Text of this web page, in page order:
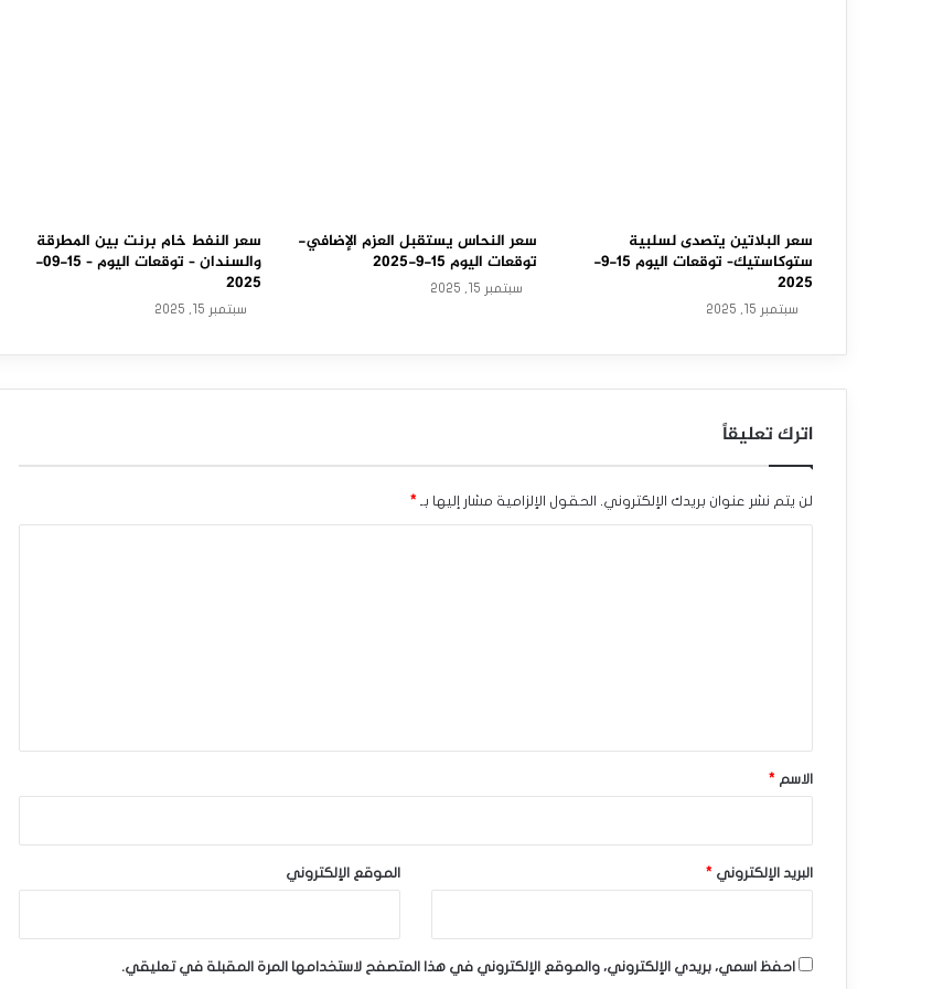
ت
ع
ا
د
ة
ت
ع
ا
و
ق
ع
ا
ت
ا
سعر البلاتين يتصدى لسلبية
ستوكاستيك– توقعات اليوم 15-9-
2025
سبتمبر 15, 2025
سعر النحاس يستقبل العزم الإضافي-
توقعات اليوم 15-9-2025
سبتمبر 15, 2025
سعر النفط خام برنت بين المطرقة
والسندان – توقعات اليوم – 15-09-
2025
سبتمبر 15, 2025
اترك تعليقاً
لن يتم نشر عنوان بريدك الإلكتروني. الحقول الإلزامية مشار إليها بـ *
*الاسم *
البريد الإلكتروني * الموقع الإلكتروني
احفظ اسمي، بريدي الإلكتروني، والموقع الإلكتروني في هذا المتصفح لاستخدامها المرة المقبلة في تعليقي.